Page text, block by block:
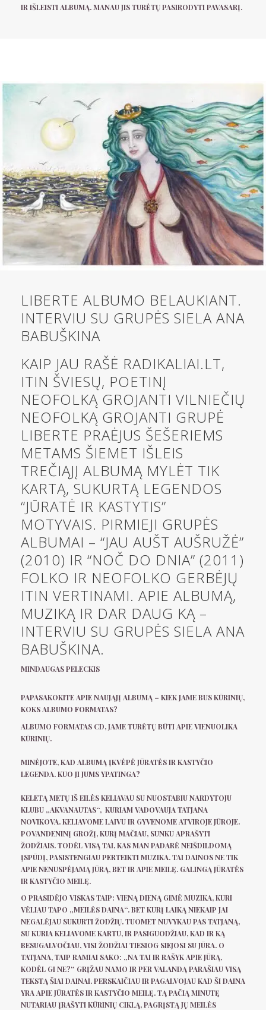
IR IŠLEISTI ALBUMĄ. MANAU JIS TURĖTŲ PASIRODYTI PAVASARĮ.
LIBERTE ALBUMO BELAUKIANT.
INTERVIU SU GRUPĖS SIELA ANA
BABUŠKINA
KAIP JAU RAŠĖ RADIKALIAI.LT,
ITIN ŠVIESŲ, POETINĮ
NEOFOLKĄ GROJANTI VILNIEČIŲ
NEOFOLKĄ GROJANTI GRUPĖ
LIBERTE PRAĖJUS ŠEŠERIEMS
METAMS ŠIEMET IŠLEIS
TREČIĄJĮ ALBUMĄ MYLĖT TIK
KARTĄ, SUKURTĄ LEGENDOS
“JŪRATĖ IR KASTYTIS”
MOTYVAIS. PIRMIEJI GRUPĖS
ALBUMAI – “JAU AUŠT AUŠRUŽĖ”
(2010) IR “NOČ DO DNIA” (2011)
FOLKO IR NEOFOLKO GERBĖJŲ
ITIN VERTINAMI. APIE ALBUMĄ,
MUZIKĄ IR DAR DAUG KĄ –
INTERVIU SU GRUPĖS SIELA ANA
BABUŠKINA.
MINDAUGAS PELECKIS
PAPASAKOKITE APIE NAUJĄJĮ ALBUMĄ – KIEK JAME BUS KŪRINIŲ,
KOKS ALBUMO FORMATAS?
ALBUMO FORMATAS CD, JAME TURĖTŲ BŪTI APIE VIENUOLIKA
KŪRINIŲ.
MINĖJOTE, KAD ALBUMĄ ĮKVĖPĖ JŪRATĖS IR KASTYČIO
LEGENDA. KUO JI JUMS YPATINGA?
KELETĄ METŲ IŠ EILĖS KELIAVAU SU NUOSTABIU NARDYTOJU
KLUBU „AKVANAUTAS“, KURIAM VADOVAUJA TATJANA
NOVIKOVA. KELIAVOME LAIVU IR GYVENOME ATVIROJE JŪROJE.
POVANDENINĮ GROŽĮ, KURĮ MAČIAU, SUNKU APRAŠYTI
ŽODŽIAIS. TODĖL VISĄ TAI, KAS MAN PADARĖ NEIŠDILDOMĄ
ĮSPŪDĮ, PASISTENGIAU PERTEIKTI MUZIKA. TAI DAINOS NE TIK
APIE NENUSPĖJAMĄ JŪRĄ, BET IR APIE MEILĘ. GALINGĄ JŪRATĖS
IR KASTYČIO MEILĘ.
O PRASIDĖJO VISKAS TAIP: VIENĄ DIENĄ GIMĖ MUZIKA, KURI
VĖLIAU TAPO „MEILĖS DAINA“. BET KURĮ LAIKĄ NIEKAIP JAI
NEGALĖJAU SUKURTI ŽODŽIŲ. TUOMET NUVYKAU PAS TATJANĄ,
SU KURIA KELIAVOME KARTU, IR PASIGUODŽIAU, KAD IR KĄ
BESUGALVOČIAU, VISI ŽODŽIAI TIESIOG SIEJOSI SU JŪRA. O
TATJANA, TAIP RAMIAI SAKO: „NA TAI IR RAŠYK APIE JŪRĄ,
KODĖL GI NE?“ GRĮŽAU NAMO IR PER VALANDĄ PARAŠIAU VISĄ
TEKSTĄ ŠIAI DAINAI. PERSKAIČIAU IR PAGALVOJAU KAD ŠI DAINA
YRA APIE JŪRATĖS IR KASTYČIO MEILĘ. TĄ PAČIĄ MINUTĘ
NUTARIAU ĮRAŠYTI KŪRINIŲ CIKLĄ, PAGRĮSTĄ JŲ MEILĖS